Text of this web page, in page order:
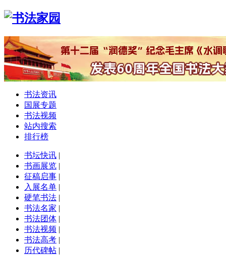
书法资讯
国展专题
书法视频
站内搜索
排行榜
书坛快讯 |
书画展览 |
征稿启事 |
入展名单 |
硬笔书法 |
书法名家 |
书法团体 |
书法视频 |
书法高考 |
历代碑帖 |